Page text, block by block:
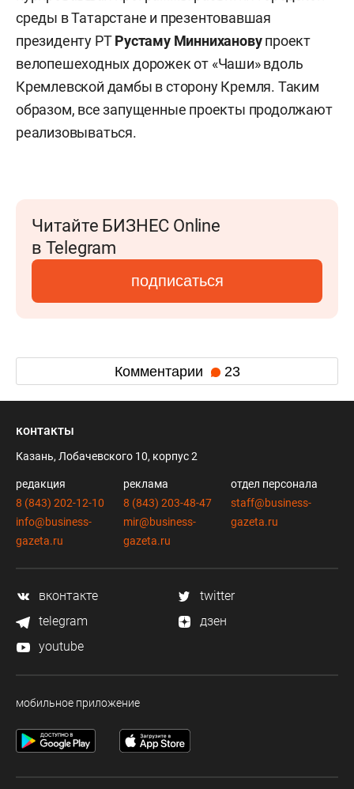
среды в Татарстане и презентовавшая
президенту РТРустаму Миннихановупроект
велопешеходных дорожек от «Чаши» вдоль
Кремлевской дамбы в сторону Кремля. Таким
образом, все запущенные проекты продолжают
реализовываться.
Читайте БИЗНЕС Online
в Telegram
подписаться
Комментарии 23
контакты
Казань, Лобачевского 10, корпус 2
редакция
8 (843) 202-12-10
info@business-
gazeta.ru
реклама
8 (843) 203-48-47
mir@business-
gazeta.ru
отдел персонала
staff@business-
gazeta.ru
вконтакте
twitter
telegram
дзен
youtube
мобильное приложение